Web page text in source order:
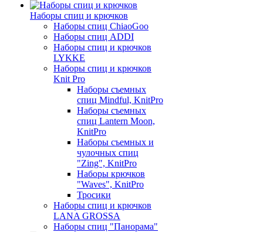
Наборы спиц и крючков
Наборы спиц ChiaoGoo
Наборы спиц ADDI
Наборы спиц и крючков
LYKKE
Наборы спиц и крючков
Knit Pro
Наборы съемных
спиц Mindful, KnitPro
Наборы съемных
спиц Lantern Moon,
KnitPro
Наборы съемных и
чулочных спиц
"Zing", KnitPro
Наборы крючков
"Waves", KnitPro
Тросики
Наборы спиц и крючков
LANA GROSSA
Наборы спиц "Панорама"